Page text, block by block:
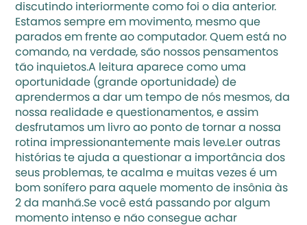
discutindo interiormente como foi o dia anterior.
Estamos sempre em movimento, mesmo que
parados em frente ao computador. Quem está no
comando, na verdade, são nossos pensamentos
tão inquietos.A leitura aparece como uma
oportunidade (grande oportunidade) de
aprendermos a dar um tempo de nós mesmos, da
nossa realidade e questionamentos, e assim
desfrutamos um livro ao ponto de tornar a nossa
rotina impressionantemente mais leve.Ler outras
histórias te ajuda a questionar a importância dos
seus problemas, te acalma e muitas vezes é um
bom sonífero para aquele momento de insônia às
2 da manhã.Se você está passando por algum
momento intenso e não consegue achar